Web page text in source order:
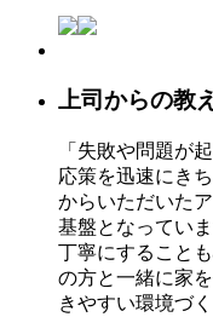
上司からの教
「失敗や問題が
応策を迅速にき
からいただいた
基盤となってい
丁寧にすること
の方と一緒に家
きやすい環境づ